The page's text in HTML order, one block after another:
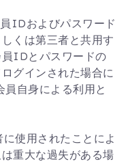
IDおよびパスワード
くは第三者と共用す
IDとパスワードの
グインされた場合に
自身による利用と
使用されたことによ
重大な過失がある場